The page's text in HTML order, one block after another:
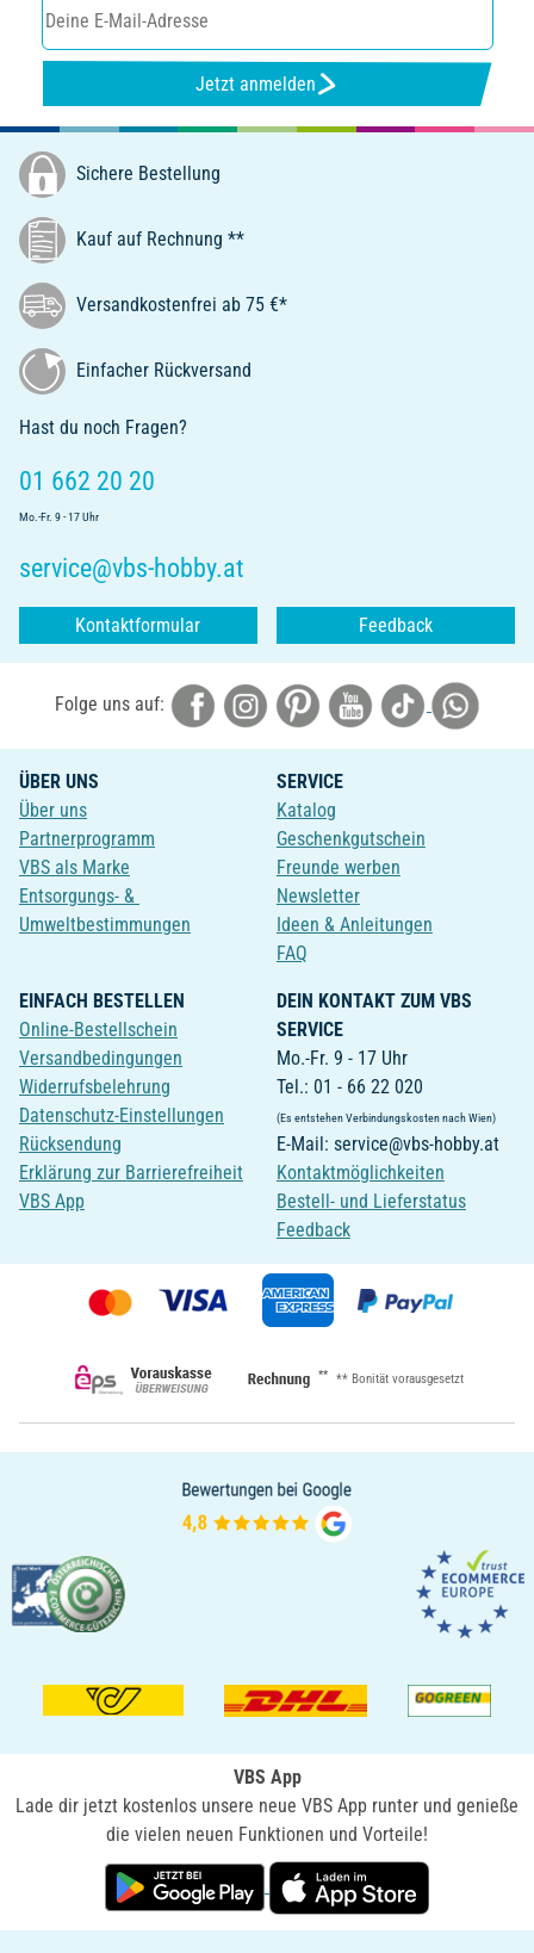
Jetzt anmelden
Sichere Bestellung
Kauf auf Rechnung **
Versandkostenfrei ab 75 €*
Einfacher Rückversand
Hast du noch Fragen?
01 662 20 20
Mo.-Fr. 9 - 17 Uhr
service@vbs-hobby.at
Kontaktformular Feedback
Folge uns auf:
ÜBER UNS
Über uns
Partnerprogramm
VBS als Marke
Entsorgungs- &
Umweltbestimmungen
SERVICE
Katalog
Geschenkgutschein
Freunde werben
Newsletter
Ideen & Anleitungen
FAQ
EINFACH BESTELLEN
Online-Bestellschein
Versandbedingungen
Widerrufsbelehrung
Datenschutz-Einstellungen
Rücksendung
Erklärung zur Barrierefreiheit
VBS App
DEIN KONTAKT ZUM VBS
SERVICE
Mo.-Fr. 9 - 17 Uhr
Tel.: 01 - 66 22 020
(Es entstehen Verbindungskosten nach Wien)
E-Mail: service@vbs-hobby.at
Kontaktmöglichkeiten
Bestell- und Lieferstatus
Feedback
** ** Bonität vorausgesetzt
VBS App
Lade dir jetzt kostenlos unsere neue VBS App runter und genieße
die vielen neuen Funktionen und Vorteile!